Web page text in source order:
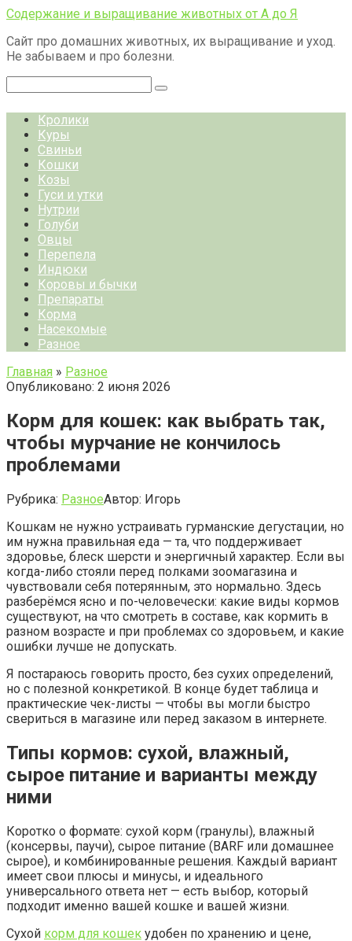
Перейти
контенту
Содержание и выращивание животных от А до Я
Сайт про домашних животных, их выращивание и уход.
Не забываем и про болезни.
Кролики
Куры
Свиньи
Кошки
Козы
Гуси и утки
Нутрии
Голуби
Овцы
Перепела
Индюки
Коровы и бычки
Препараты
Корма
Насекомые
Разное
Главная » Разное
Опубликовано: 2 июня 2026
Корм для кошек: как выбрать так,
чтобы мурчание не кончилось
проблемами
Рубрика: РазноеАвтор: Игорь
Кошкам не нужно устраивать гурманские дегустации, но
им нужна правильная еда — та, что поддерживает
здоровье, блеск шерсти и энергичный характер. Если вы
когда-либо стояли перед полками зоомагазина и
чувствовали себя потерянным, это нормально. Здесь
разберёмся ясно и по-человечески: какие виды кормов
существуют, на что смотреть в составе, как кормить в
разном возрасте и при проблемах со здоровьем, и какие
ошибки лучше не допускать.
Я постараюсь говорить просто, без сухих определений,
но с полезной конкретикой. В конце будет таблица и
практические чек-листы — чтобы вы могли быстро
свериться в магазине или перед заказом в интернете.
Типы кормов: сухой, влажный,
сырое питание и варианты между
ними
Коротко о формате: сухой корм (гранулы), влажный
(консервы, паучи), сырое питание (BARF или домашнее
сырое), и комбинированные решения. Каждый вариант
имеет свои плюсы и минусы, и идеального
универсального ответа нет — есть выбор, который
подходит именно вашей кошке и вашей жизни.
Сухой корм для кошек удобен по хранению и цене,